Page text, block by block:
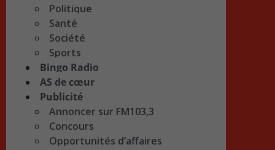
Politique
Santé
Société
Sports
Bingo Radio
AS de cœur
Publicité
Annoncer sur FM103,3
Concours
Opportunités d’affaires